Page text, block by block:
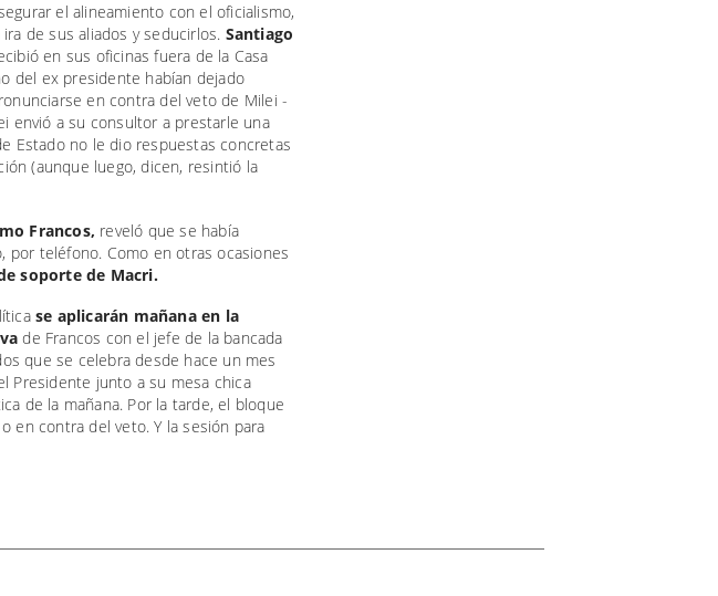
el alineamiento con el oficialismo,
de sus aliados y seducirlos. Santiago
en sus oficinas fuera de la Casa
del ex presidente habían dejado
en contra del veto de Milei -
envió a su consultor a prestarle una
Estado no le dio respuestas concretas
(aunque luego, dicen, resintió la
Francos, reveló que se había
por teléfono. Como en otras ocasiones
soporte de Macri.
se aplicarán mañana en la
de Francos con el jefe de la bancada
que se celebra desde hace un mes
Presidente junto a su mesa chica
de la mañana. Por la tarde, el bloque
en contra del veto. Y la sesión para